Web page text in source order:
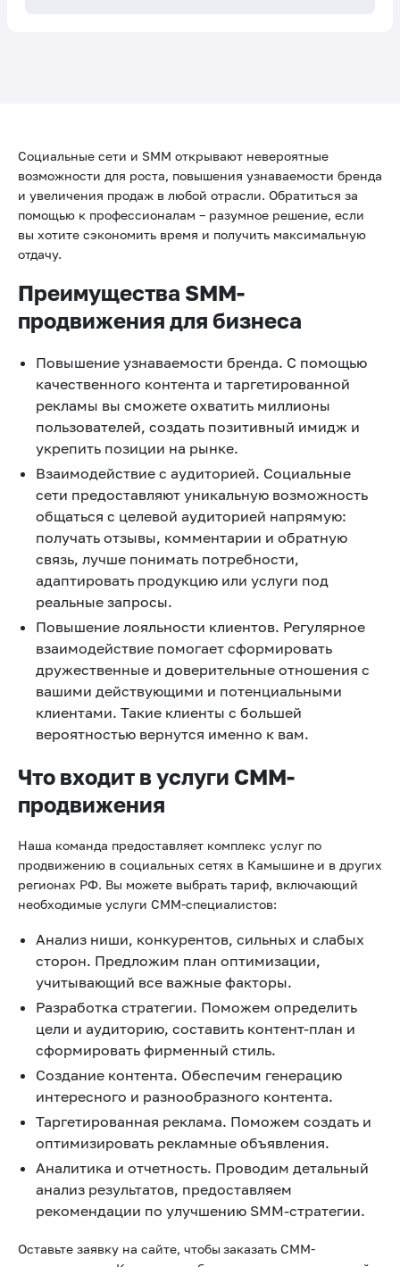
Социальные сети и SMM открывают невероятные
возможности для роста, повышения узнаваемости бренда
и увеличения продаж в любой отрасли. Обратиться за
помощью к профессионалам – разумное решение, если
вы хотите сэкономить время и получить максимальную
отдачу.
Преимущества SMM-
продвижения для бизнеса
Повышение узнаваемости бренда. С помощью
качественного контента и таргетированной
рекламы вы сможете охватить миллионы
пользователей, создать позитивный имидж и
укрепить позиции на рынке.
Взаимодействие с аудиторией. Социальные
сети предоставляют уникальную возможность
общаться с целевой аудиторией напрямую:
получать отзывы, комментарии и обратную
связь, лучше понимать потребности,
адаптировать продукцию или услуги под
реальные запросы.
Повышение лояльности клиентов. Регулярное
взаимодействие помогает сформировать
дружественные и доверительные отношения с
вашими действующими и потенциальными
клиентами. Такие клиенты с большей
вероятностью вернутся именно к вам.
Что входит в услуги СММ-
продвижения
Наша команда предоставляет комплекс услуг по
продвижению в социальных сетях в Камышине и в других
регионах РФ. Вы можете выбрать тариф, включающий
необходимые услуги СММ-специалистов:
Анализ ниши, конкурентов, сильных и слабых
сторон. Предложим план оптимизации,
учитывающий все важные факторы.
Разработка стратегии. Поможем определить
цели и аудиторию, составить контент-план и
сформировать фирменный стиль.
Создание контента. Обеспечим генерацию
интересного и разнообразного контента.
Таргетированная реклама. Поможем создать и
оптимизировать рекламные объявления.
Аналитика и отчетность. Проводим детальный
анализ результатов, предоставляем
рекомендации по улучшению SMM-стратегии.
Оставьте заявку на сайте, чтобы заказать СММ-